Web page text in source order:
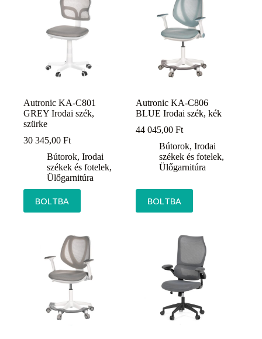
Autronic KA-C801
GREY Irodai szék,
szürke
30 345,00 Ft
Bútorok, Irodai
székek és fotelek,
Ülőgarnitúra
BOLTBA
Autronic KA-C806
BLUE Irodai szék, kék
44 045,00Ft
Bútorok,Irodai
székek és fotelek,
Ülőgarnitúra
BOLTBA